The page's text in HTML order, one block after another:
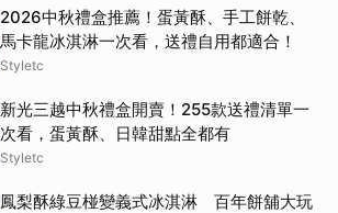
2026中秋禮盒推薦！蛋黃酥、手工餅乾、
馬卡龍冰淇淋一次看，送禮自用都適合！
Styletc
新光三越中秋禮盒開賣！255款送禮清單一
次看，蛋黃酥、日韓甜點全都有
Styletc
鳳梨酥綠豆椪變義式冰淇淋 百年餅舖大玩